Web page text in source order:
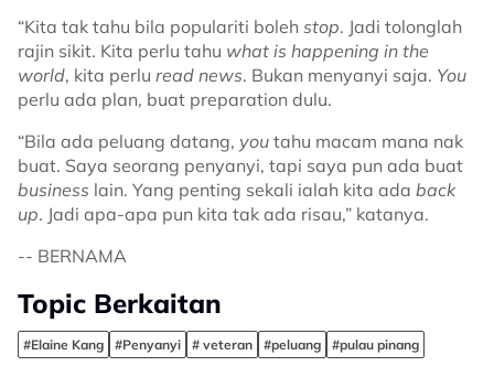
“Kita tak tahu bila populariti boleh stop. Jadi tolonglah
rajin sikit. Kita perlu tahu what is happening in the
world, kita perlu read news. Bukan menyanyi saja. You
perlu ada plan, buat preparation dulu.
“Bila ada peluang datang, you tahu macam mana nak
buat. Saya seorang penyanyi, tapi saya pun ada buat
business lain. Yang penting sekali ialah kita ada back
up. Jadi apa-apa pun kita tak ada risau,” katanya.
-- BERNAMA
Topic Berkaitan
#Elaine Kang #Penyanyi # veteran #peluang #pulau pinang